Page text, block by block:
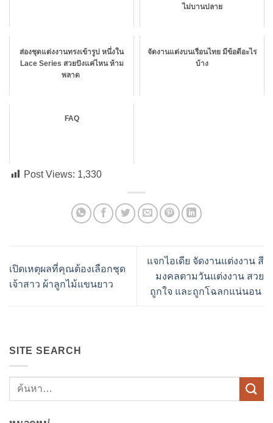
ไม่บานปลาย
ส่องชุดแต่งงานทรงเข้ารูป หนึ่งใน
Lace Series สวยปังแค่ไหน ห้าม
พลาด
จัดงานแต่งบนเรือนไทย มีข้อดีอะไร
บ้าง
FAQ
Post Views: 1,330
เปิดเหตุผลที่คุณต้องเลือกชุด
เจ้าสาว ผ้าลูกไม้แขนยาว
แจกไอเดีย จัดงานแต่งงาน สี
มงคลตามวันแต่งงาน สวย
ถูกใจ และถูกโฉลกแน่นอน
SITE SEARCH